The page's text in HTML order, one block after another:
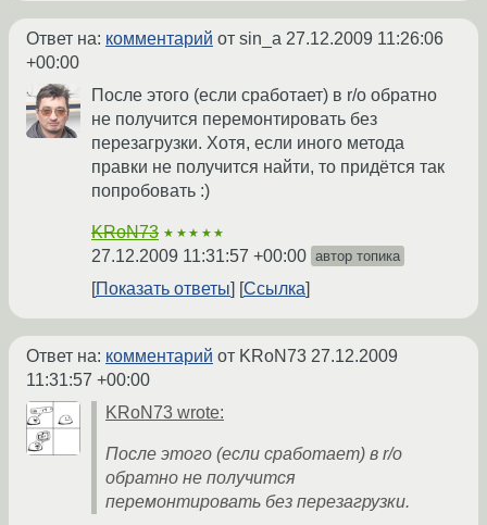
Ответ на: комментарий от sin_a 27.12.2009 11:26:06
+00:00
После этого (если сработает) в r/o обратно
не получится перемонтировать без
перезагрузки. Хотя, если иного метода
правки не получится найти, то придётся так
попробовать :)
KRoN73 ★★★★★
27.12.2009 11:31:57 +00:00 автор топика
Показать ответы Ссылка
Ответ на: комментарий от KRoN73 27.12.2009
11:31:57 +00:00
KRoN73 wrote:
После этого (если сработает) в r/o
обратно не получится
перемонтировать без перезагрузки.